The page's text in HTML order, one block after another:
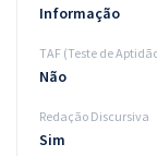
Informação
TAF (Teste de
Não
Redação Discursiva
Sim